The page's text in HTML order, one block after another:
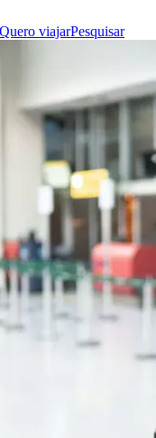
Quero viajarPesquisar